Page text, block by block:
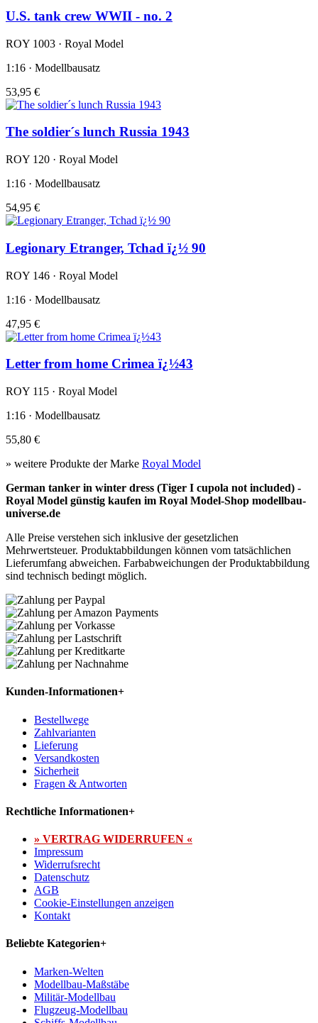
U.S. tank crew WWII - no. 2
ROY 1003 · Royal Model
1:16 · Modellbausatz
53,95 €
The soldier´s lunch Russia 1943
ROY 120 · Royal Model
1:16 · Modellbausatz
54,95 €
Legionary Etranger, Tchad ï¿½ 90
ROY 146 · Royal Model
1:16 · Modellbausatz
47,95 €
Letter from home Crimea ï¿½43
ROY 115 · Royal Model
1:16 · Modellbausatz
55,80 €
» weitere Produkte der Marke Royal Model
German tanker in winter dress (Tiger I cupola not included) -
Royal Model günstig kaufen im Royal Model-Shop modellbau-
universe.de
Alle Preise verstehen sich inklusive der gesetzlichen
Mehrwertsteuer. Produktabbildungen können vom tatsächlichen
Lieferumfang abweichen. Farbabweichungen der Produktabbildung
sind technisch bedingt möglich.
Kunden-Informationen+
Bestellwege
Zahlvarianten
Lieferung
Versandkosten
Sicherheit
Fragen & Antworten
Rechtliche Informationen+
» VERTRAG WIDERRUFEN «
Impressum
Widerrufsrecht
Datenschutz
AGB
Cookie-Einstellungen anzeigen
Kontakt
Beliebte Kategorien+
Marken-Welten
Modellbau-Maßstäbe
Militär-Modellbau
Flugzeug-Modellbau